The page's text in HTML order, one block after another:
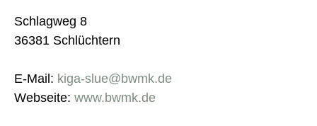
Schlagweg 8
36381 Schlüchtern
E-Mail: kiga-slue@bwmk.de
Webseite: www.bwmk.de